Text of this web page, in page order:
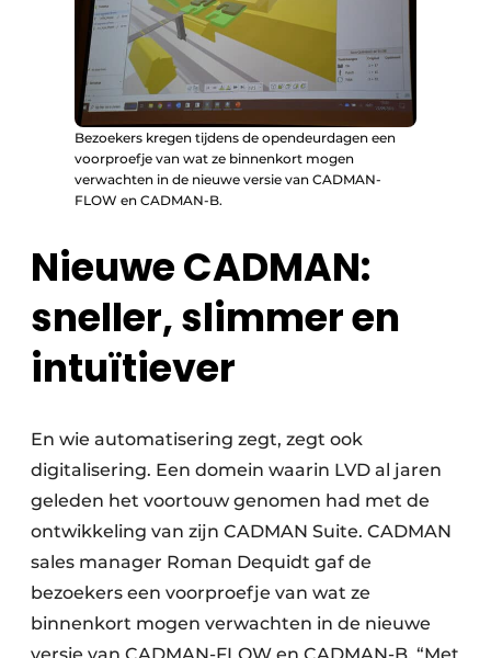
Bezoekers kregen tijdens de opendeurdagen een
voorproefje van wat ze binnenkort mogen
verwachten in de nieuwe versie van CADMAN-
FLOW en CADMAN-B.
Nieuwe CADMAN:
sneller, slimmer en
intuïtiever
En wie automatisering zegt, zegt ook
digitalisering. Een domein waarin LVD al jaren
geleden het voortouw genomen had met de
ontwikkeling van zijn CADMAN Suite. CADMAN
sales manager Roman Dequidt gaf de
bezoekers een voorproefje van wat ze
binnenkort mogen verwachten in de nieuwe
versie van CADMAN-FLOW en CADMAN-B. “Met